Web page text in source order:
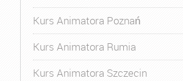
Kurs Animatora Poznań
Kurs Animatora Rumia
Kurs Animatora Szczecin